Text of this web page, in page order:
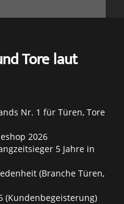
Tore laut
Nr. 1 für Türen, Tore
2026
5 Jahre in
(Branche Türen,
(Kundenbegeisterung)